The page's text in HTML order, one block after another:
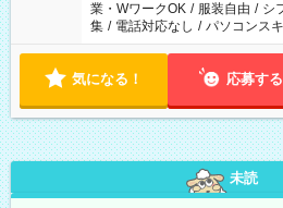
業・WワークOK / 服装自由 / シ
集 / 電話対応なし / パソコンス
気になる！ 応募する
未読